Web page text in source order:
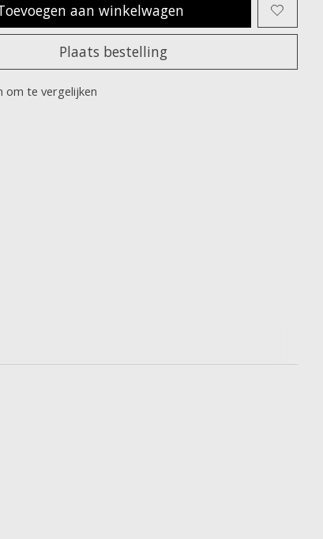
aan winkelwagen
Plaats bestelling
om te vergelijken